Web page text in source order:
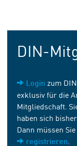
DIN-
Login zum
exklusiv für die
Mitgliedschaft.
haben sich
Dann müssen
registrieren